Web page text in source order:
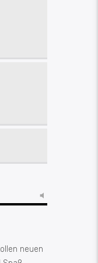
neuen